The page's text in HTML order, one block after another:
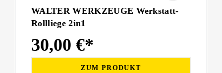
WALTER WERKZEUGE Werkstatt-
Rollliege 2in1
30,00 €*
ZUM PRODUKT